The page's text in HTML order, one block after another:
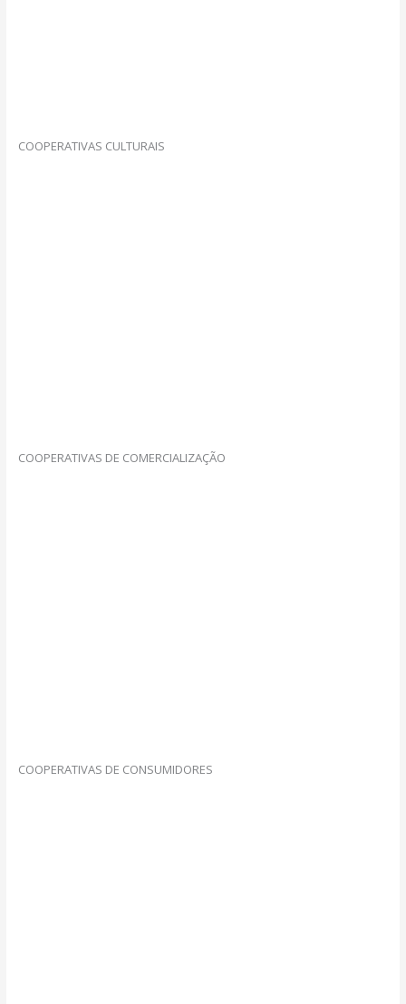
COOPERATIVAS CULTURAIS
COOPERATIVAS DE COMERCIALIZAÇÃO
COOPERATIVAS DE CONSUMIDORES